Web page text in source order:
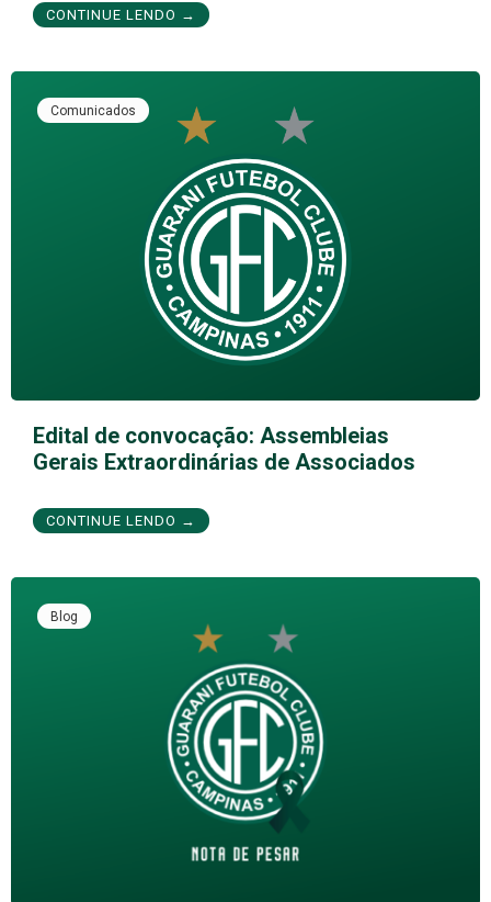
CONTINUE LENDO →
Comunicados
Edital de convocação: Assembleias
Gerais Extraordinárias de Associados
CONTINUE LENDO →
Blog